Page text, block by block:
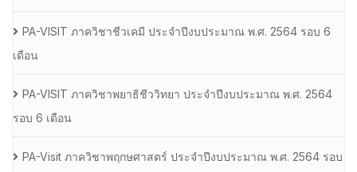
PA-VISIT ภาควิชาชีวเคมี ประจำปีงบประมาณ พ.ศ. 2564 รอบ 6
เดือน
PA-VISIT ภาควิชาพยาธิชีววิทยา ประจำปีงบประมาณ พ.ศ. 2564
รอบ 6 เดือน
PA-Visit ภาควิชาพฤกษศาสตร์ ประจำปีงบประมาณ พ.ศ. 2564 รอบ